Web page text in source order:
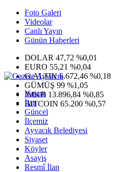
Foto Galeri
Videolar
Canlı Yayın
Günün Haberleri
DOLAR 47,72 %0,01
EURO 55,21 %0,04
G.ALTIN6.672,46 %0,18
GÜMÜŞ 99 %1,05
IMKB 13.896,84 %0,85
BITCOIN 65.200 %0,57
Yaşam
İlan
Güncel
İlçemiz
Ayvacık Belediyesi
Siyaset
Köyler
Asayiş
Resmî İlan